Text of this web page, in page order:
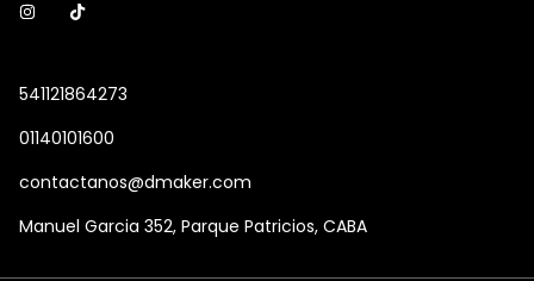
541121864273
01140101600
contactanos@dmaker.com
Manuel Garcia 352, Parque Patricios, CABA